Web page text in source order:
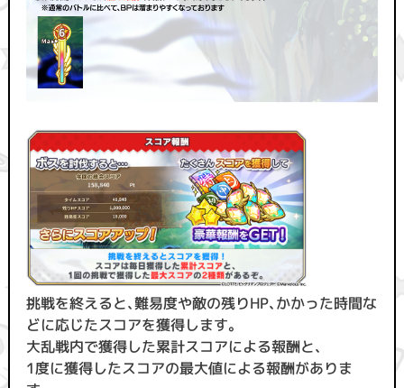
挑戦を終えると、難易度や敵の残りHP、かかった時間な
どに応じたスコアを獲得します。
大乱戦内で獲得した累計スコアによる報酬と、
1度に獲得したスコアの最大値による報酬がありま